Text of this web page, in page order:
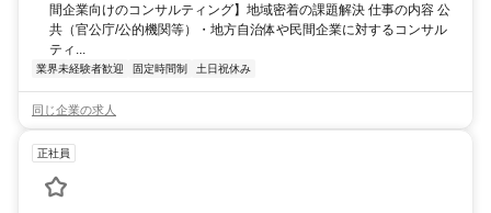
間企業向けのコンサルティング】地域密着の課題解決 仕事の内容 公
共（官公庁/公的機関等）・地方自治体や民間企業に対するコンサル
ティ...
業界未経験者歓迎 固定時間制 土日祝休み
同じ企業の求人
正社員